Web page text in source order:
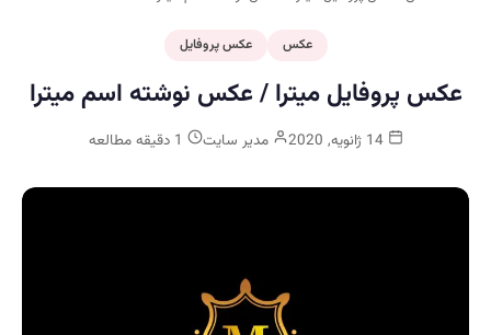
عکس عکس پروفایل
عکس پروفایل میترا / عکس نوشته اسم میترا
14 ژانویه, 2020 مدیر سایت